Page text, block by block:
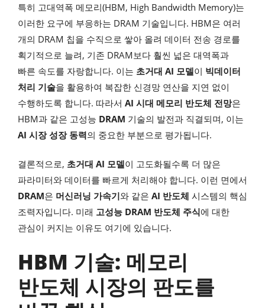
특히 고대역폭 메모리(HBM, High Bandwidth Memory)는
이러한 요구에 부응하는 DRAM 기술입니다. HBM은 여러
개의 DRAM 칩을 수직으로 쌓아 올려 데이터 전송 경로를
획기적으로 늘려, 기존 DRAM보다 훨씬 넓은 대역폭과
빠른 속도를 자랑합니다. 이는 초거대 AI 모델이 빅데이터
처리 기술을 활용하여 복잡한 신경망 연산을 지연 없이
수행하도록 합니다. 따라서 AI 시대 메모리 반도체 전망은
HBM과 같은 고성능 DRAM 기술의 발전과 직결되며, 이는
AI 시장 성장 동력의 중요한 부분으로 평가됩니다.
결론적으로, 초거대 AI 모델이 고도화될수록 더 많은
파라미터와 데이터를 빠르게 처리해야 합니다. 이런 면에서
DRAM은 머신러닝 가속기와 같은 AI 반도체 시스템의 핵심
조력자입니다. 미래 고성능 DRAM 반도체 주식에 대한
관심이 커지는 이유도 여기에 있습니다.
HBM 기술: 메모리
반도체 시장의 판도를